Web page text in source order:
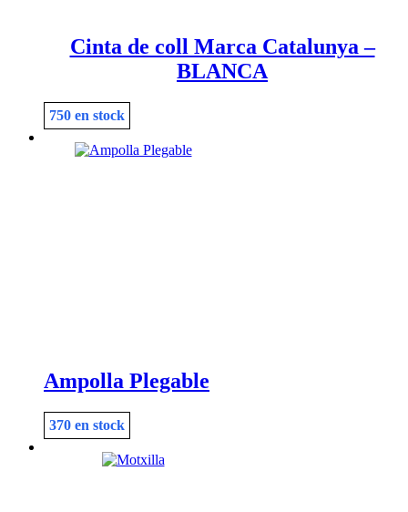
Cinta de coll Marca Catalunya –
BLANCA
750 en stock
Ampolla Plegable
370 en stock